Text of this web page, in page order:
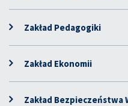
Zakład Pedagogiki
Zakład Ekonomii
Zakład